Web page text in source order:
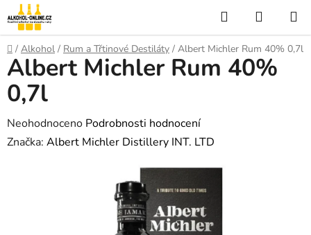
Přejít
na
obsah
Hledat
KOŠÍK
Domů
/ Alkohol / Rum a Třtinové Destiláty / Albert Michler Rum 40% 0,7l
Albert Michler Rum 40%
0,7l
Průměrné
hodnocení
Neohodnoceno Podrobnosti hodnocení
Značka: Albert Michler Distillery INT. LTD